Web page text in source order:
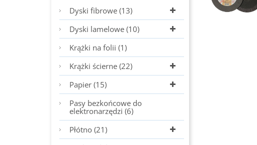
Dyski fibrowe (13)
Dyski lamelowe (10)
Krążki na folii (1)
Krążki ścierne (22)
Papier (15)
Pasy bezkońcowe do
elektronarzędzi (6)
Płótno (21)